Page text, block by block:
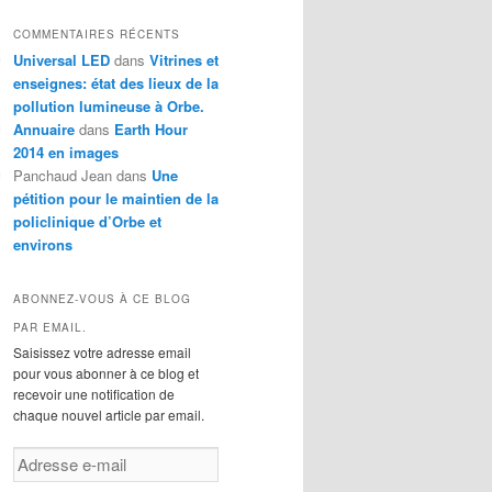
é
g
o
r
i
e
s
COMMENTAIRES RÉCENTS
Universal LED dans Vitrines et
enseignes: état des lieux de la
pollution lumineuse à Orbe.
Annuaire dans Earth Hour
2014 en images
Panchaud Jean dans Une
pétition pour le maintien de la
policlinique d’Orbe et
environs
ABONNEZ-VOUS À CE BLOG
PAR EMAIL.
Saisissez votre adresse email
pour vous abonner à ce blog et
recevoir une notification de
chaque nouvel article par email.
A
d